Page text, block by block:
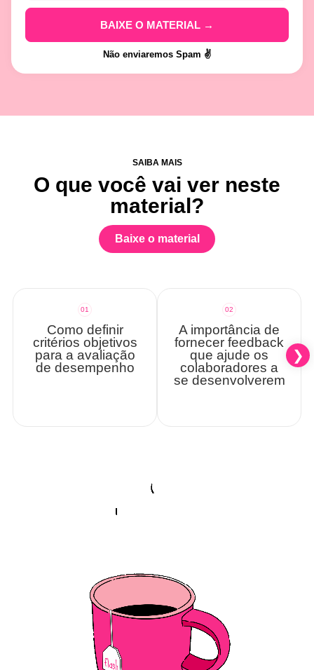
Não enviaremos Spam ✌️
SAIBA MAIS
O que você vai ver neste
material?
Baixe o material
01
Como definir
critérios objetivos
para a avaliação
de desempenho
02
A importância de
fornecer feedback
que ajude os
colaboradores a
se desenvolverem